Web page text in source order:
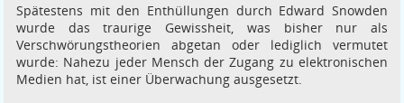
Spätestens mit den Enthüllungen durch Edward Snowden
wurde das traurige Gewissheit, was bisher nur als
Verschwörungstheorien abgetan oder lediglich vermutet
wurde: Nahezu jeder Mensch der Zugang zu elektronischen
Medien hat, ist einer Überwachung ausgesetzt.